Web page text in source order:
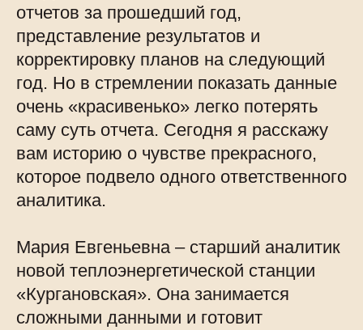
отчетов за прошедший год,
представление результатов и
корректировку планов на следующий
год. Но в стремлении показать данные
очень «красивенько» легко потерять
саму суть отчета. Сегодня я расскажу
вам историю о чувстве прекрасного,
которое подвело одного ответственного
аналитика.
Мария Евгеньевна – старший аналитик
новой теплоэнергетической станции
«Кургановская». Она занимается
сложными данными и готовит